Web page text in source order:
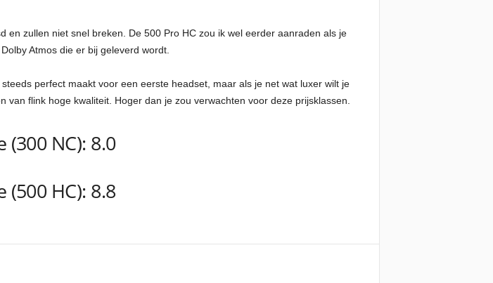
zullen niet snel breken. De 500 Pro HC zou ik wel eerder aanraden als je
Atmos die er bij geleverd wordt.
perfect maakt voor een eerste headset, maar als je net wat luxer wilt je
flink hoge kwaliteit. Hoger dan je zou verwachten voor deze prijsklassen.
(300 NC): 8.0
(500 HC): 8.8